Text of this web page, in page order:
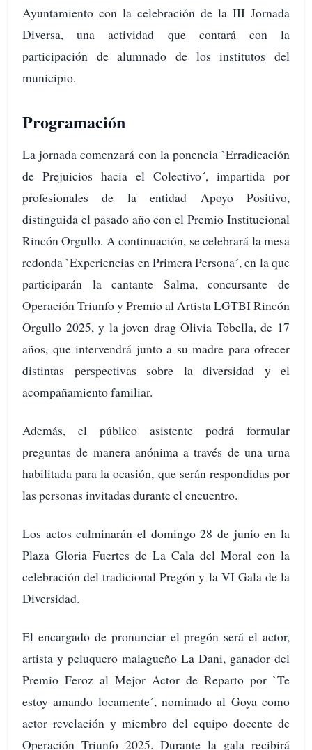
Ayuntamiento con la celebración de la III Jornada
Diversa, una actividad que contará con la
participación de alumnado de los institutos del
municipio.
Programación
La jornada comenzará con la ponencia `Erradicación
de Prejuicios hacia el Colectivo´, impartida por
profesionales de la entidad Apoyo Positivo,
distinguida el pasado año con el Premio Institucional
Rincón Orgullo. A continuación, se celebrará la mesa
redonda `Experiencias en Primera Persona´, en la que
participarán la cantante Salma, concursante de
Operación Triunfo y Premio al Artista LGTBI Rincón
Orgullo 2025, y la joven drag Olivia Tobella, de 17
años, que intervendrá junto a su madre para ofrecer
distintas perspectivas sobre la diversidad y el
acompañamiento familiar.
Además, el público asistente podrá formular
preguntas de manera anónima a través de una urna
habilitada para la ocasión, que serán respondidas por
las personas invitadas durante el encuentro.
Los actos culminarán el domingo 28 de junio en la
Plaza Gloria Fuertes de La Cala del Moral con la
celebración del tradicional Pregón y la VI Gala de la
Diversidad.
El encargado de pronunciar el pregón será el actor,
artista y peluquero malagueño La Dani, ganador del
Premio Feroz al Mejor Actor de Reparto por `Te
estoy amando locamente´, nominado al Goya como
actor revelación y miembro del equipo docente de
Operación Triunfo 2025. Durante la gala recibirá